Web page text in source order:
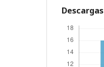
Descargas